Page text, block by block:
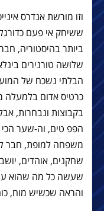
וזו מורשת אנדרס
ששיחק אי פעם
ביותר בהיסטוריה,
שלושה טורנירים
הבלתי נשכח של
בקבוצות ונבחרות,
הפפ טים, וה-שער הכי
משפחה למופת, חבר
שחקנים, אוהדים,
שעשה כל מה שהוא
והראה שכשיש מוח,